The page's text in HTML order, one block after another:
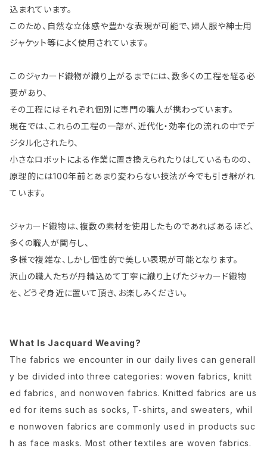
込まれています。
このため、自然な立体感や豊かな表現が可能で、婦人服や紳士用
ジャケット等によく使用されています。
このジャカード織物が織り上がるまでには、数多くの工程を経る必
要があり、
その工程にはそれぞれ個別に専門の職人が携わっています。
現在では、これらの工程の一部が、近代化・効率化の流れの中でデ
ジタル化されたり、
小さなロボットによる作業に置き換えられたりはしているものの、
原理的には100年前とあまり変わらない技法が今でも引き継がれ
ています。
ジャカード織物は、複数の素材を使用したものであればあるほど、
多くの職人が関与し、
多様で複雑な、しかし個性的で美しい表現が可能となります。
沢山の職人たちが丹精込めて丁寧に織り上げたジャカード織物
を、どうぞ身近に置いて頂き、お楽しみください。
What Is Jacquard Weaving?
The fabrics we encounter in our daily lives can generall
y be divided into three categories: woven fabrics, knitt
ed fabrics, and nonwoven fabrics. Knitted fabrics are us
ed for items such as socks, T-shirts, and sweaters, whil
e nonwoven fabrics are commonly used in products suc
h as face masks. Most other textiles are woven fabrics.